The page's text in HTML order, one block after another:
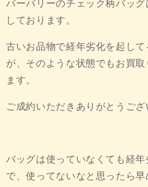
バーバリーのチェック柄バッ
しております。
古いお品物で経年劣化を起し
が、そのような状態でもお買
ます。
ご成約いただきありがとうござ
バッグは使っていなくても経
で、使ってないなと思ったら